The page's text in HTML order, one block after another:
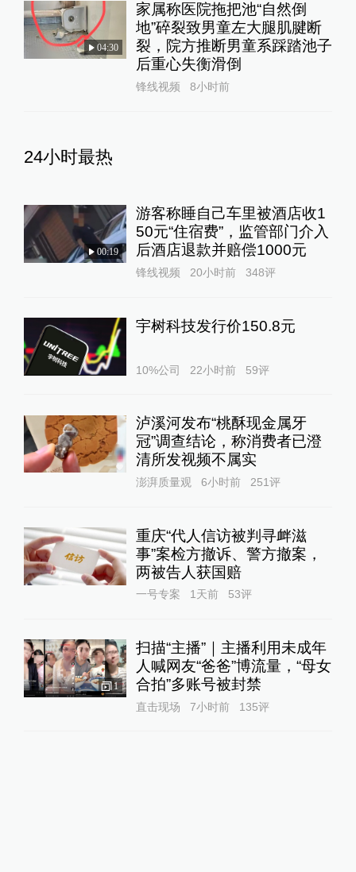
04:30
家属称医院拖把池“自然倒
地”碎裂致男童左大腿肌腱断
裂，院方推断男童系踩踏池子
后重心失衡滑倒
锋线视频 8小时前
24小时最热
00:19
游客称睡自己车里被酒店收1
50元“住宿费”，监管部门介入
后酒店退款并赔偿1000元
锋线视频 20小时前 348评
宇树科技发行价150.8元
10%公司 22小时前 59评
泸溪河发布“桃酥现金属牙
冠”调查结论，称消费者已澄
清所发视频不属实
澎湃质量观 6小时前 251评
重庆“代人信访被判寻衅滋
事”案检方撤诉、警方撤案，
两被告人获国赔
一号专案 1天前 53评
1
扫描“主播”｜主播利用未成年
人喊网友“爸爸”博流量，“母女
合拍”多账号被封禁
直击现场 7小时前 135评